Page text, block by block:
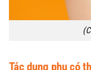
Tác dụng phụ có